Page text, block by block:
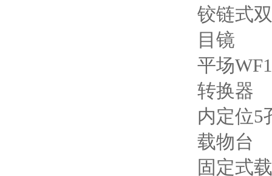
铰链式
目镜
平场
转换器
内定位5
载物台
固定式